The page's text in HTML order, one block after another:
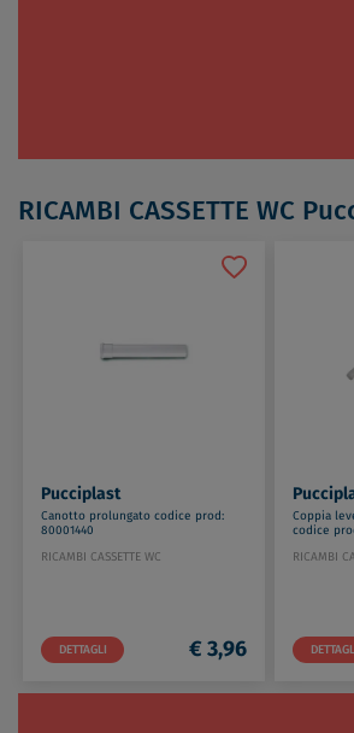
RICAMBI CASSETTE WC
Pucciplast
Canotto prolungato codice prod:
80001440
RICAMBI CASSETTE WC
DETTAGLI € 3,96
Coppia
codice
RICAMBI